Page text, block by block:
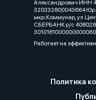
Александрович ИНН
320332800043664
мкр.Коммунар,
СБЕРБАНК р/с
Работает на
Политика